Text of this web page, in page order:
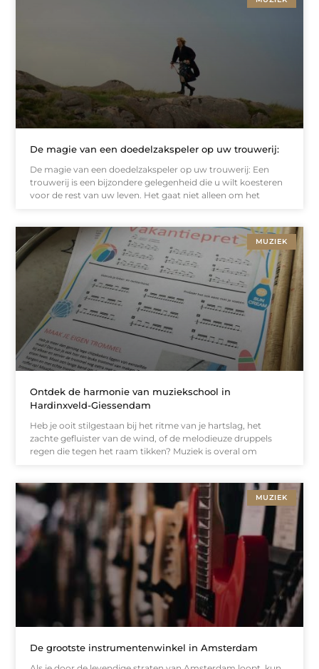
De magie van een doedelzakspeler op uw trouwerij:
De magie van een doedelzakspeler op uw trouwerij: Een
trouwerij is een bijzondere gelegenheid die u wilt koesteren
voor de rest van uw leven. Het gaat niet alleen om het
MUZIEK
Ontdek de harmonie van muziekschool in
Hardinxveld-Giessendam
Heb je ooit stilgestaan bij het ritme van je hartslag, het
zachte gefluister van de wind, of de melodieuze druppels
regen die tegen het raam tikken? Muziek is overal om
MUZIEK
De grootste instrumentenwinkel in Amsterdam